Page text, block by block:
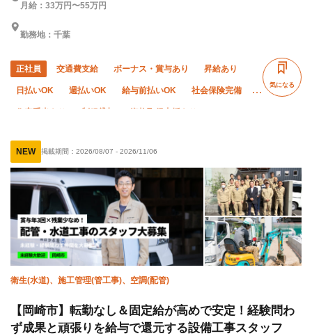
月給：33万円〜55万円
勤務地：千葉
正社員 交通費支給 ボーナス・賞与あり 昇給あり
日払いOK 週払いOK 給与前払いOK 社会保険完備
ピアス・ネイルOK 寮・社宅あり
未経験OK 経験者優遇 有資格者優遇 女性活躍中
年齢不問 夏季休暇 年末年始休暇 車・バイク通勤OK
転勤なし 残業月20時間以下 土日休み
完全週休二日制
気になる
NEW 掲載期間： 2026/08/07 - 2026/11/06
衛生(水道)、施工管理(管工事)、空調(配管)
【岡崎市】転勤なし＆固定給が高めで安定！経験問わ
ず成果と頑張りを給与で還元する設備工事スタッフ